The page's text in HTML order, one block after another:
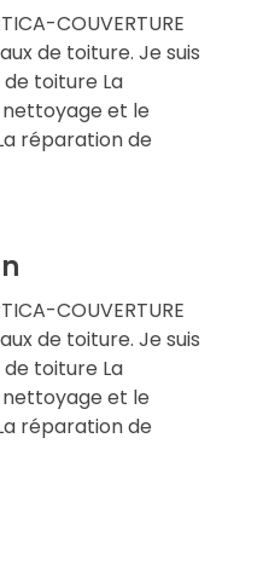
COUVERTURE
de toiture. Je suis
de toiture La
et le
réparation de
COUVERTURE
de toiture. Je suis
de toiture La
et le
réparation de